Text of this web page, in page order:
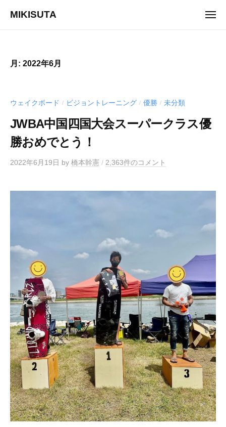
MIKISUTA
i
t
a
g
メ
月: 2022年6月
ウェイクボード / ビジョントレーニング / 優勝 / 未分類
JWBA中国四国大会スーパークラス優
勝おめでとう！
2022年6月19日 by 橋本幹憲 / 2,363件のコメント
ー